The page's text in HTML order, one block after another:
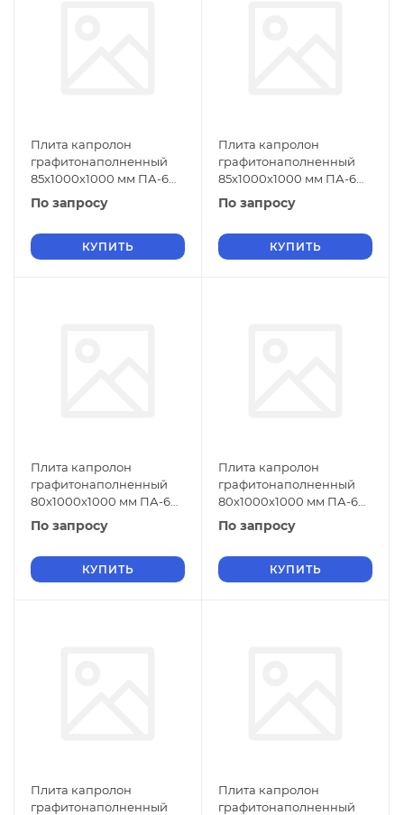
Плита капролон
графитонаполненный
85х1000х1000 мм ПА-6
СТО 004-17152852-2013
черный
По запросу
КУПИТЬ
Плита капролон
графитонаполненный
85х1000х1000 мм ПА-6
СТО 004-17152852-2013
зеленый
По запросу
КУПИТЬ
Плита капролон
графитонаполненный
80х1000х1000 мм ПА-6
СТО 004-17152852-2013
черный
По запросу
КУПИТЬ
Плита капролон
графитонаполненный
80х1000х1000 мм ПА-6
СТО 004-17152852-2013
зеленый
По запросу
КУПИТЬ
Плита капролон
графитонаполненный
Плита капролон
графитонаполненный